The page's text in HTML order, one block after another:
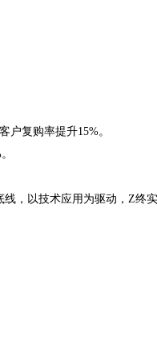
复购率提升15%。
以技术应用为驱动，Z终